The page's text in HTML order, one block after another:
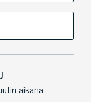
aikana